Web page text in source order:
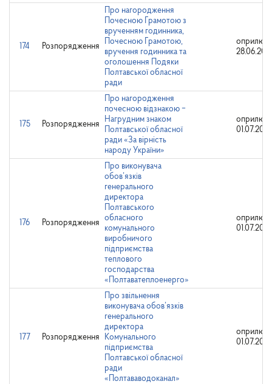
174 Розпорядження
Про нагородження
Почесною Грамотою з
врученням годинника,
Почесною Грамотою,
вручення годинника та
оголошення Подяки
Полтавської обласної
ради
175 Розпорядження
Про нагородження
почесною відзнакою ‒
Нагрудним знаком
Полтавської обласної
ради «За вірність
народу України»
176 Розпорядження
Про виконувача
обов’язків
генерального
директора
Полтавського
обласного
комунального
виробничого
підприємства
теплового
господарства
«Полтаватеплоенерго»
177 Розпорядження
Про звільнення
виконувача обов’язків
генерального
директора
Комунального
підприємства
Полтавської обласної
ради
«Полтававодоканал»